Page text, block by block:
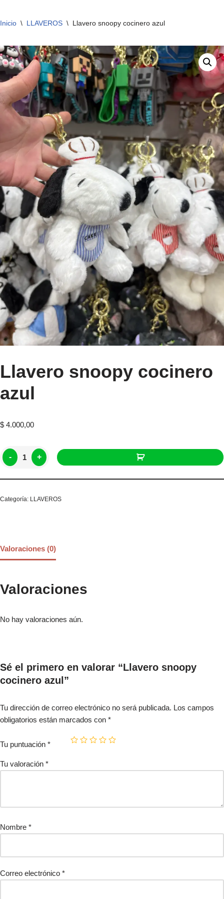
Inicio \ LLAVEROS \ Llavero snoopy cocinero azul
Llavero snoopy cocinero
azul
$ 4.000,00
- +
Categoría: LLAVEROS
Valoraciones (0)
Valoraciones
No hay valoraciones aún.
Sé el primero en valorar “Llavero snoopy
cocinero azul”
Tu dirección de correo electrónico no será publicada. Los campos
obligatorios están marcados con *
Tu puntuación *
Tu valoración *
Nombre *
Correo electrónico *